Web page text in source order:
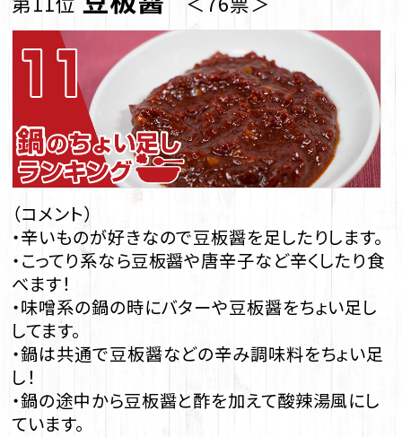
（コメント）
・辛いものが好きなので豆板醤を足したりします。
・こってり系なら豆板醤や唐辛子など辛くしたり食
べます！
・味噌系の鍋の時にバターや豆板醤をちょい足し
してます。
・鍋は共通で豆板醤などの辛み調味料をちょい足
し！
・鍋の途中から豆板醤と酢を加えて酸辣湯風にし
ています。